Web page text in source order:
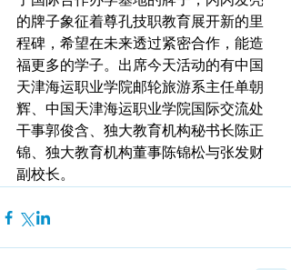
的牌子象征着尊孔技职教育展开新的里
程碑，希望在未来透过紧密合作，能造
福更多的学子。出席今天活动的有中国
天津海运职业学院邮轮旅游系主任单朝
辉、中国天津海运职业学院国际交流处
干事郭俊含、独大教育机构秘书长陈正
锦、独大教育机构董事陈锦松与张发财
副校长。